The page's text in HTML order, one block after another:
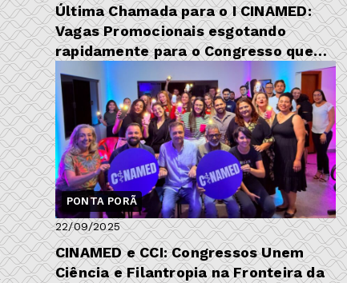
Última Chamada para o I CINAMED:
Vagas Promocionais esgotando
rapidamente para o Congresso que
vai 'Agitar' a Fronteira
PONTA PORÃ
22/09/2025
CINAMED e CCI: Congressos Unem
Ciência e Filantropia na Fronteira da